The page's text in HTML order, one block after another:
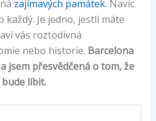
zajímavých památek. Navíc
Je jedno, jestli máte
vás roztodivná
nebo historie. Barcelona
jsem přesvědčená o tom, že
líbit.